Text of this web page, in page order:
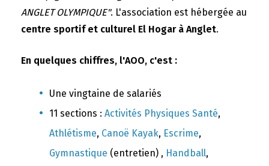
ANGLET OLYMPIQUE". L'association est hébergée au
centre sportif et culturel El Hogar à Anglet.
En quelques chiffres, l'AOO, c'est :
Une vingtaine de salariés
11 sections : Activités Physiques Santé,
Athlétisme, Canoë Kayak, Escrime,
Gymnastique (entretien) , Handball,